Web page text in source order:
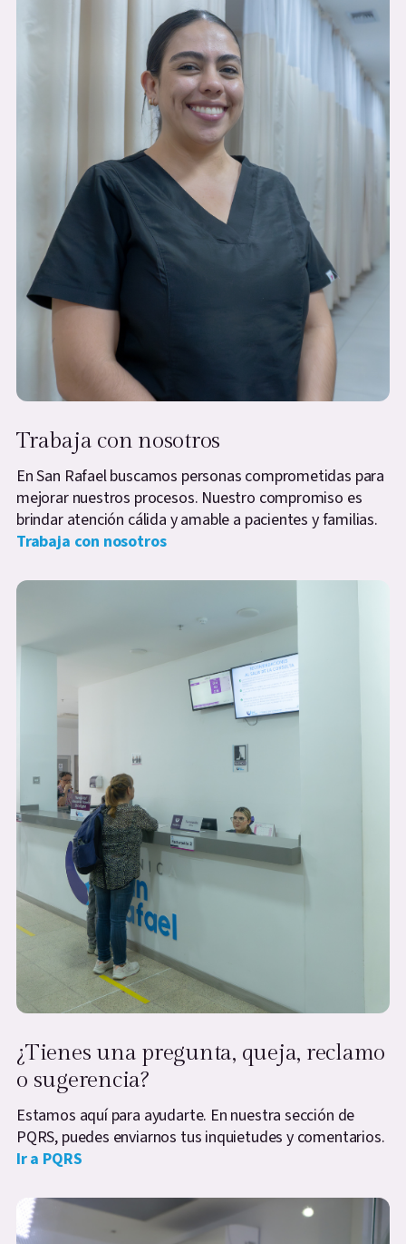
Trabaja con nosotros
En San Rafael buscamos personas comprometidas para
mejorar nuestros procesos. Nuestro compromiso es
brindar atención cálida y amable a pacientes y familias.
Trabaja con nosotros
¿Tienes una pregunta, queja, reclamo
o sugerencia?
Estamos aquí para ayudarte. En nuestra sección de
PQRS, puedes enviarnos tus inquietudes y comentarios.
Ir a PQRS